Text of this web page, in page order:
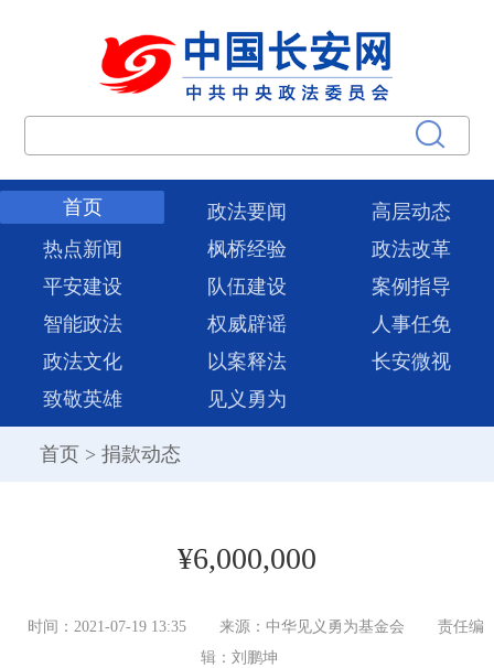
首页 政法要闻
高层动态
热点新闻
枫桥经验
政法改革
平安建设
队伍建设
案例指导
智能政法
权威辟谣
人事任免
政法文化
以案释法
长安微视
致敬英雄
见义勇为
首页 > 捐款动态
¥6,000,000
时间：2021-07-19 13:35 来源：中华见义勇为基金会
责任编
辑：刘鹏坤